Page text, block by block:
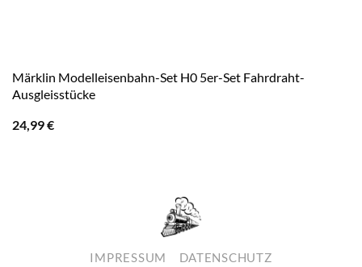
Märklin Modelleisenbahn-Set H0 5er-Set Fahrdraht-
Ausgleisstücke
24,99€
IMPRESSUM DATENSCHUTZ